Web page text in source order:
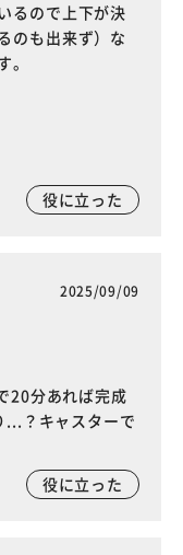
るので上下が決
のも出来ず）な
役に立った
2025/09/09
20分あれば完成
...？キャスターで
役に立った